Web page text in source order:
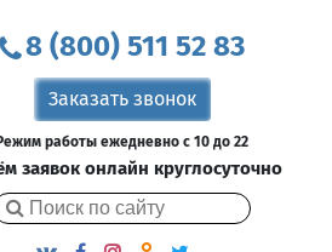
8 (800) 511 52 83
Заказать звонок
работы ежедневно с 10 до 22
заявок онлайн круглосуточно